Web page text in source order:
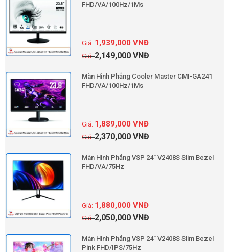
FHD/VA/100Hz/1Ms
2,149,000VNĐ
1,939,000VNĐ
Màn Hình Phẳng Cooler Master CMI-GA241
FHD/VA/100Hz/1Ms
2,370,000VNĐ
1,889,000VNĐ
Màn Hình Phẳng VSP 24'' V2408S Slim Bezel
FHD/VA/75Hz
2,050,000VNĐ
1,880,000VNĐ
Màn Hình Phẳng VSP 24'' V2408S Slim Bezel
Pink FHD/IPS/75Hz